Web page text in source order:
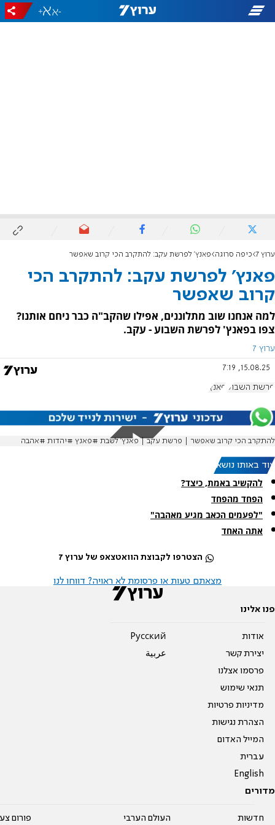
-
+
ערוץ 7 כיפה סרוגה פאנץ' לפרשת עקב: להתקרב הכי קרוב שאפשר
פאנץ' לפרשת עקב: להתקרב הכי
קרוב שאפשר
למה אנחנו שוב מתלוננים, אפילו שהקב"ה כבר ניחם אותנו?
צפו בפאנץ' לפרשת השבוע - עקב.
ערוץ 7
15.08.25, 7:19
פרשת השבוע פאנץ'
להתקרב הכי קרוב שאפשר | פרשת עקב | פאנץ׳ לשבת #פאנץ #יהדות #אהבה
עוד באותו נושא:
להקשיב באמת, כיצד?
הפחד מהפחד
"לפעמים הכאב מגיע מאהבה"
אתה האחד
הצטרפו לקבוצת הוואטצאפ של ערוץ 7
מצאתם טעות או פרסומת לא ראויה? דווחו לנו
פנו אלינו
אודות
יצירת קשר
פרסמו אצלנו
תנאי שימוש
מדיניות פרטיות
הצהרת נגישות
המייל האדום
עברית
English
Pусский
عربية
מדורים
חדשות העולם הערבי פורום